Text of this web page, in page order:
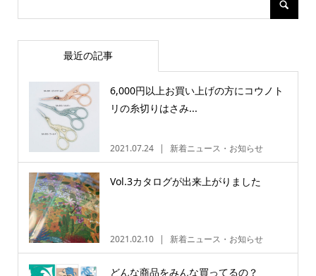
最近の記事
6,000円以上お買い上げの方にコウノト
リの糸切りはさみ...
2021.07.24 新着ニュース・お知らせ
Vol.3カタログが出来上がりました
2021.02.10 新着ニュース・お知らせ
どんな商品をみんな買ってるの？